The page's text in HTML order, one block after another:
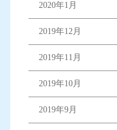
2020年1月
2019年12月
2019年11月
2019年10月
2019年9月